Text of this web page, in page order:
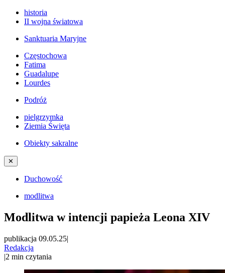
historia
II wojna światowa
Sanktuaria Maryjne
Częstochowa
Fatima
Guadalupe
Lourdes
Podróż
pielgrzymka
Ziemia Święta
Obiekty sakralne
✕
Duchowość
modlitwa
Modlitwa w intencji papieża Leona XIV
publikacja 09.05.25|
Redakcja
|2 min czytania